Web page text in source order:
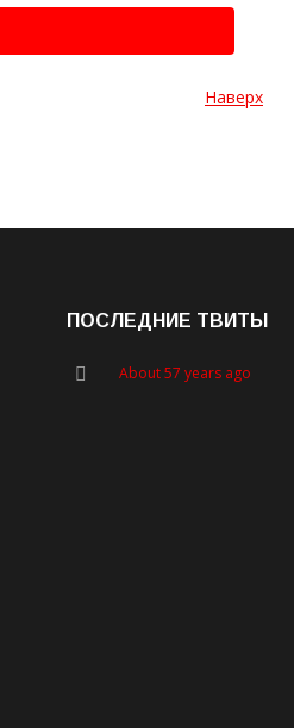
Наверх
ПОСЛЕДНИЕ ТВИТЫ
About 57 years ago